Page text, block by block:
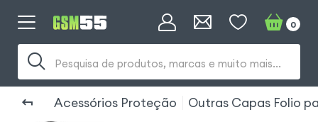
Pesquisa de produtos, marcas e muito mais...
0
Acessórios Proteção Outras Capas Folio